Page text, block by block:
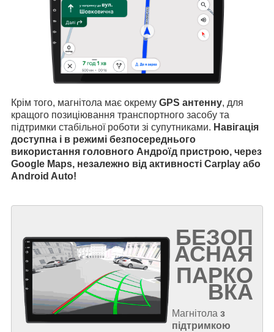
Крім того, магнітола має окрему GPS антенну, для
кращого позиціювання транспортного засобу та
підтримки стабільної роботи зі супутниками. Навігація
доступна і в режимі безпосереднього
використання головного Андроїд пристрою, через
Google Maps, незалежно від активності Carplay або
Android Auto!
БЕЗОП
АСНАЯ
ПАРКО
ВКА
Магнітола з
підтримкою